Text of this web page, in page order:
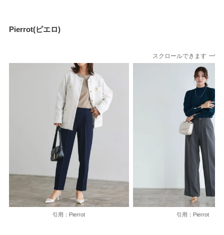
Pierrot(ピエロ)
スクロールできます
引用：Pierrot 引用：Pierrot